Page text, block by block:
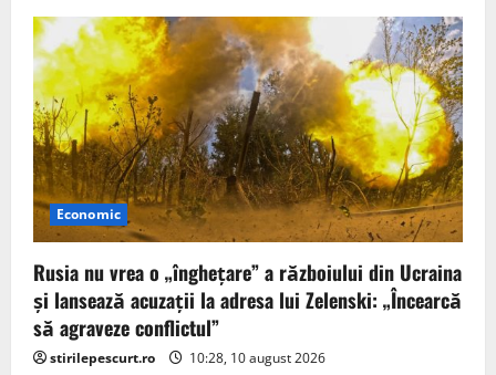
Economic
Rusia nu vrea o „înghețare” a războiului din Ucraina
și lansează acuzații la adresa lui Zelenski: „Încearcă
să agraveze conflictul”
stirilepescurt.ro 10:28, 10 august 2026